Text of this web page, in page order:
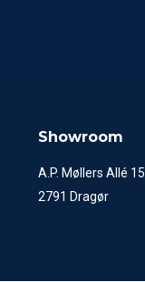
Showroom
A.P. Møllers Allé 15
2791 Dragør